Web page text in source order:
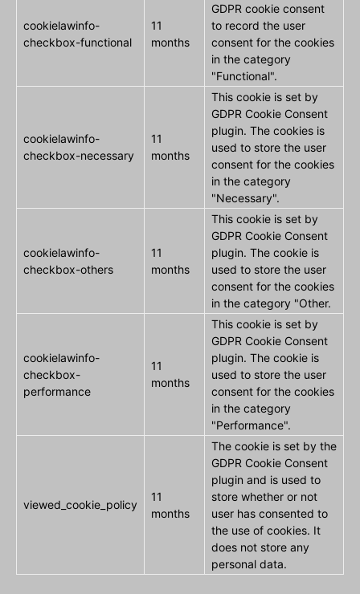
cookielawinfo-
checkbox-functional
11
months
GDPR cookie consent
to record the user
consent for the cookies
in the category
"Functional".
cookielawinfo-
checkbox-necessary
11
months
This cookie is set by
GDPR Cookie Consent
plugin. The cookies is
used to store the user
consent for the cookies
in the category
"Necessary".
cookielawinfo-
checkbox-others
11
months
This cookie is set by
GDPR Cookie Consent
plugin. The cookie is
used to store the user
consent for the cookies
in the category "Other.
cookielawinfo-
checkbox-
performance
11
months
This cookie is set by
GDPR Cookie Consent
plugin. The cookie is
used to store the user
consent for the cookies
in the category
"Performance".
viewed_cookie_policy
11
months
The cookie is set by the
GDPR Cookie Consent
plugin and is used to
store whether or not
user has consented to
the use of cookies. It
does not store any
personal data.